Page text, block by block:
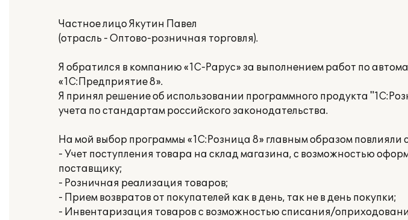
Частное лицо Якутин Павел
(отрасль - Оптово-розничная торговля).
Я обратился в компанию «1С-Рарус» за выполнением работ по
«1С:Предприятие 8».
Я принял решение об использовании программного продукта
учета по стандартам российского законодательства.
На мой выбор программы «1С:Розница 8» главным образом
- Учет поступления товара на склад магазина, с возможностью
поставщику;
- Розничная реализация товаров;
- Прием возвратов от покупателей как в день, так не в день покупки;
- Инвентаризация товаров с возможностью списания/